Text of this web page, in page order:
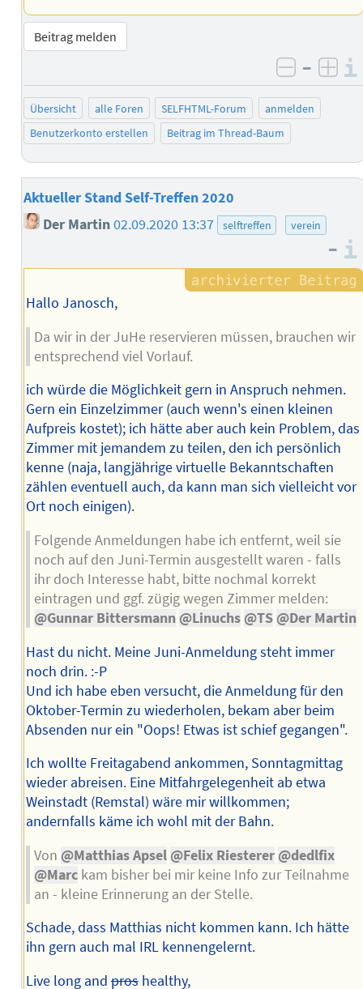
Beitrag melden
negativ
–
Übersicht alle Foren SELFHTML-Forum
anmelden
Benutzerkonto erstellen
Beitrag im Thread-Baum
Aktueller Stand Self-Treffen 2020
Der Martin02.09.2020 13:37 selftreffen verein
–
Hallo Janosch,
Da wir in der JuHe reservieren müssen, brauchen wir
entsprechend viel Vorlauf.
ich würde die Möglichkeit gern in Anspruch nehmen.
Gern ein Einzelzimmer (auch wenn's einen kleinen
Aufpreis kostet); ich hätte aber auch kein Problem, das
Zimmer mit jemandem zu teilen, den ich persönlich
kenne (naja, langjährige virtuelle Bekanntschaften
zählen eventuell auch, da kann man sich vielleicht vor
Ort noch einigen).
Folgende Anmeldungen habe ich entfernt, weil sie
noch auf den Juni-Termin ausgestellt waren - falls
ihr doch Interesse habt, bitte nochmal korrekt
eintragen und ggf. zügig wegen Zimmer melden:
@Gunnar Bittersmann @Linuchs @TS @Der Martin
Hast du nicht. Meine Juni-Anmeldung steht immer
noch drin. :-P
Und ich habe eben versucht, die Anmeldung für den
Oktober-Termin zu wiederholen, bekam aber beim
Absenden nur ein "Oops! Etwas ist schief gegangen".
Ich wollte Freitagabend ankommen, Sonntagmittag
wieder abreisen. Eine Mitfahrgelegenheit ab etwa
Weinstadt (Remstal) wäre mir willkommen;
andernfalls käme ich wohl mit der Bahn.
Von @Matthias Apsel @Felix Riesterer @dedlfix
@Marckam bisher bei mir keine Info zur Teilnahme
an - kleine Erinnerung an der Stelle.
Schade, dass Matthias nicht kommen kann. Ich hätte
ihn gern auch mal IRL kennengelernt.
Live long andproshealthy,